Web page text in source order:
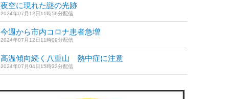
夜空に現れた謎の光跡
2024年07月12日11時56分配信
今週から市内コロナ患者急増
2024年07月12日11時09分配信
高温傾向続く八重山 熱中症に注意
2024年07月04日15時33分配信